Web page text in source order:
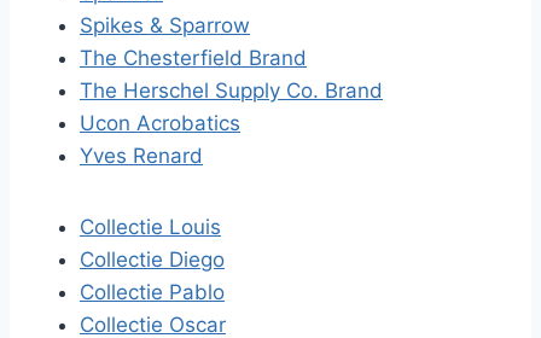
Spikes & Sparrow
The Chesterfield Brand
The Herschel Supply Co. Brand
Ucon Acrobatics
Yves Renard
Collectie Louis
Collectie Diego
Collectie Pablo
Collectie Oscar